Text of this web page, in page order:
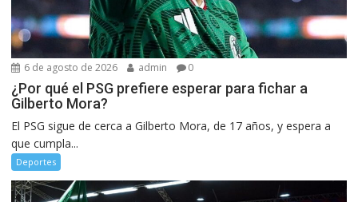
6 de agosto de 2026 admin 0
¿Por qué el PSG prefiere esperar para fichar a
Gilberto Mora?
El PSG sigue de cerca a Gilberto Mora, de 17 años, y espera a
que cumpla...
Deportes